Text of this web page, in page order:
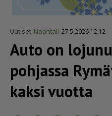
Uutiset Naantali 27.5.2026 12.12
Auto on
pohjassa
kaksi vuotta